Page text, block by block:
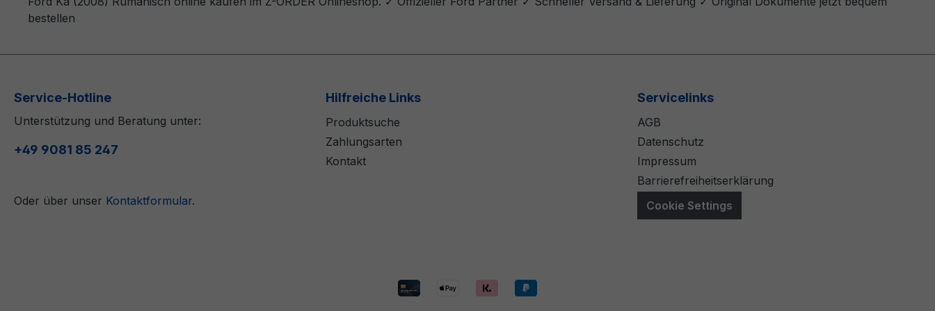
bestellen
Service-Hotline
Unterstützung und Beratung unter:
+49 9081 85 247
Oder über unser Kontaktformular.
Hilfreiche Links
Produktsuche
Zahlungsarten
Kontakt
Servicelinks
AGB
Datenschutz
Impressum
Barrierefreiheitserklärung
Cookie Settings